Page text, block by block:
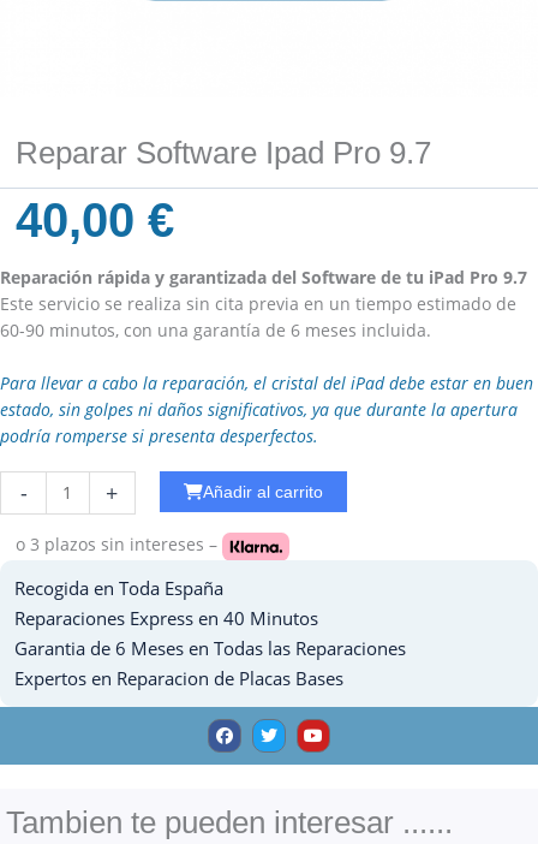
Reparar Software Ipad Pro 9.7
40,00€
Reparación rápida y garantizada del Software de tu iPad Pro 9.7
Este servicio se realiza sin cita previa en un tiempo estimado de
60-90 minutos, con una garantía de 6 meses incluida.
Para llevar a cabo la reparación, el cristal del iPad debe estar en buen
estado, sin golpes ni daños significativos, ya que durante la apertura
podría romperse si presenta desperfectos.
-
Carga
Ipad
cantidad
+ Añadir al carrito
o 3 plazos sin intereses –
Recogida en Toda España
Reparaciones Express en 40 Minutos
Garantia de 6 Meses en Todas las Reparaciones
Expertos en Reparacion de Placas Bases
F
a
c
e
o
k
T
w
i
t
Y
o
u
t
e
Tambien te pueden interesar ......